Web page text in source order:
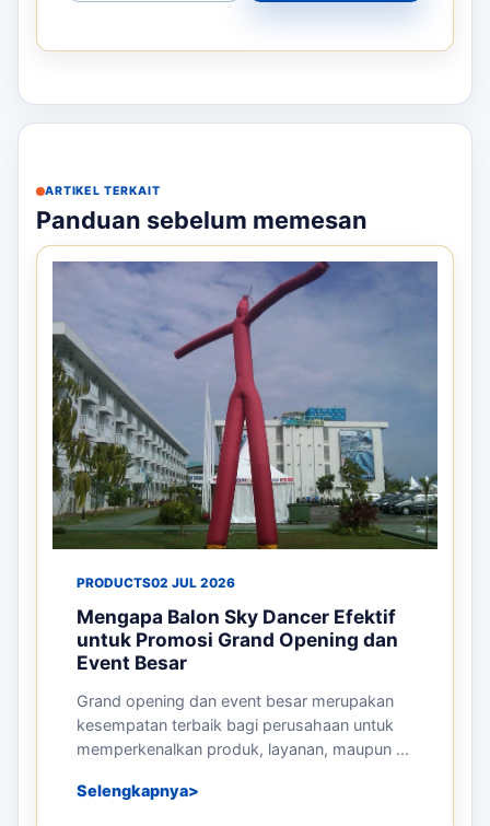
ARTIKEL TERKAIT
Panduan sebelum memesan
PRODUCTS02 JUL 2026
Mengapa Balon Sky Dancer Efektif
untuk Promosi Grand Opening dan
Event Besar
Grand opening dan event besar merupakan
kesempatan terbaik bagi perusahaan untuk
memperkenalkan produk, layanan, maupun ...
Selengkapnya